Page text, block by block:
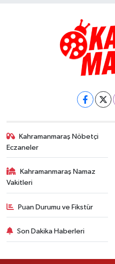
Kahramanmaraş Nöbetçi
Eczaneler
Kahramanmaraş Namaz
Vakitleri
Puan Durumu ve Fikstür
Son Dakika Haberleri